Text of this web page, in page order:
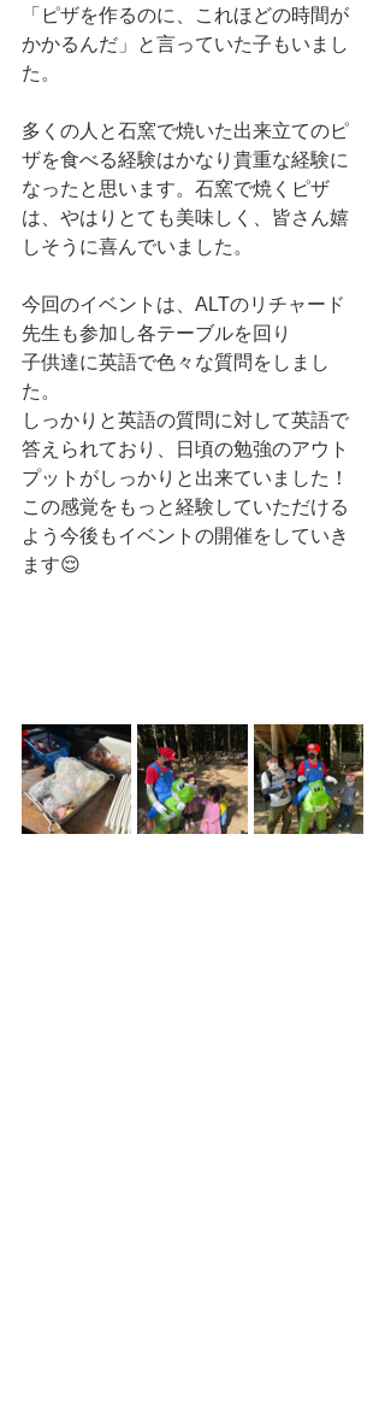
「ピザを作るのに、これほどの時間が
かかるんだ」と言っていた子もいまし
た。
多くの人と石窯で焼いた出来立てのピ
ザを食べる経験はかなり貴重な経験に
なったと思います。石窯で焼くピザ
は、やはりとても美味しく、皆さん嬉
しそうに喜んでいました。
今回のイベントは、ALTのリチャード
先生も参加し各テーブルを回り
子供達に英語で色々な質問をしまし
た。
しっかりと英語の質問に対して英語で
答えられており、日頃の勉強のアウト
プットがしっかりと出来ていました！
この感覚をもっと経験していただける
よう今後もイベントの開催をしていき
ます😌